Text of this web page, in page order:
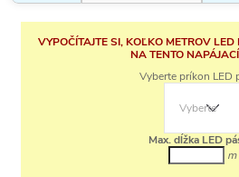
VYPOČÍTAJTE SI, KOĽKO METROV
NA TENTO
Vyberte príkon LED
Max. dĺžka LED
m